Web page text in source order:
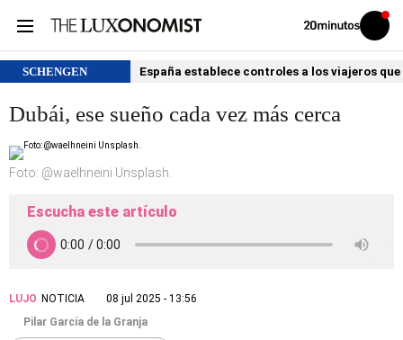
Volver
Iniciar
sesión
SCHENGEN España establece controles a los viajeros
Dubái, ese sueño cada vez más cerca
Foto: @waelhneini Unsplash.
Escucha este artículo
LUJO NOTICIA
08 jul 2025 - 13:56
Pilar García de la Granja